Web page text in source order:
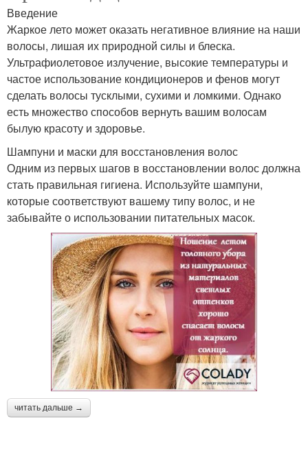
Введение
Жаркое лето может оказать негативное влияние на наши
волосы, лишая их природной силы и блеска.
Ультрафиолетовое излучение, высокие температуры и
частое использование кондиционеров и фенов могут
сделать волосы тусклыми, сухими и ломкими. Однако
есть множество способов вернуть вашим волосам
былую красоту и здоровье.
Шампуни и маски для восстановления волос
Одним из первых шагов в восстановлении волос должна
стать правильная гигиена. Используйте шампуни,
которые соответствуют вашему типу волос, и не
забывайте о использовании питательных масок.
читать дальше →